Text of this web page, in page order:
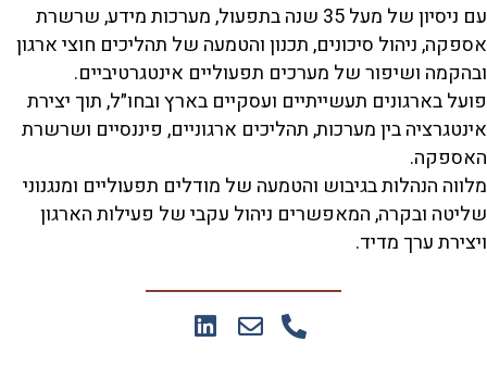
עם ניסיון של מעל 35 שנה בתפעול, מערכות מידע, שרשרת
ניהול סיכונים, תכנון והטמעה של תהליכים חוצי ארגון
ושיפור של מערכים תפעוליים אינטגרטיביים.
תעשייתיים ועסקיים בארץ ובחו״ל, תוך יצירת
בין מערכות, תהליכים ארגוניים, פיננסיים ושרשרת
הנהלות בגיבוש והטמעה של מודלים תפעוליים ומנגנוני
ובקרה, המאפשרים ניהול עקבי של פעילות הארגון
ערך מדיד.